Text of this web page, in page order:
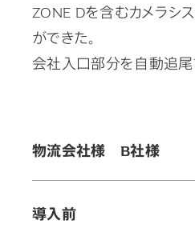
ZONE Dを含むカメラシ
ができた。
会社入口部分を自動追尾
物流会社様 B社様
導入前